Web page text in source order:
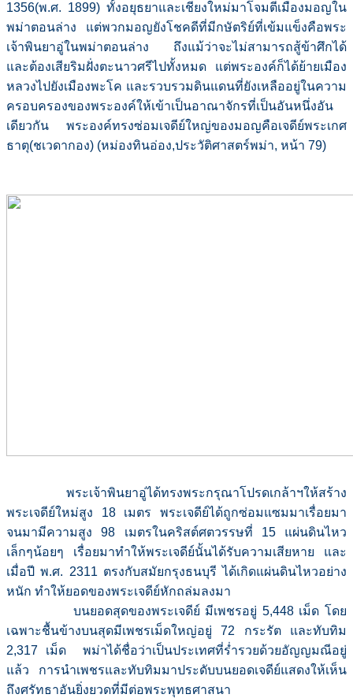
1356(พ.ศ. 1899) ทั้งอยุธยาและเชียงใหม่มาโจมตีเมืองมอญใน
พม่าตอนล่าง แต่พวกมอญยังโชคดีที่มีกษัตริย์ที่เข้มแข็งคือพระ
เจ้าพินยาอู่ในพม่าตอนล่าง ถึงแม้ว่าจะไม่สามารถสู้ข้าศึกได้
และต้องเสียริมฝั่งตะนาวศรีไปทั้งหมด แต่พระองค์ก็ได้ย้ายเมือง
หลวงไปยังเมืองพะโค และรวบรวมดินแดนที่ยังเหลืออยู่ในความ
ครอบครองของพระองค์ให้เข้าเป็นอาณาจักรที่เป็นอันหนึ่งอัน
เดียวกัน พระองค์ทรงซ่อมเจดีย์ใหญ่ของมอญคือเจดีย์พระเกศ
ธาตุ(ชเวดากอง) (หม่องทินอ่อง,ประวัติศาสตร์พม่า, หน้า 79)
พระเจ้าพินยาอู่ได้ทรงพระกรุณาโปรดเกล้าฯให้สร้าง
พระเจดีย์ใหม่สูง 18 เมตร พระเจดีย์ได้ถูกซ่อมแซมมาเรื่อยมา
จนมามีความสูง 98 เมตรในคริสต์ศตวรรษที่ 15 แผ่นดินไหว
เล็กๆน้อยๆ เรื่อยมาทำให้พระเจดีย์นั้นได้รับความเสียหาย และ
เมื่อปี พ.ศ. 2311 ตรงกับสมัยกรุงธนบุรี ได้เกิดแผ่นดินไหวอย่าง
หนัก ทำให้ยอดของพระเจดีย์หักถล่มลงมา
บนยอดสุดของพระเจดีย์ มีเพชรอยู่ 5,448 เม็ด โดย
เฉพาะชื้นข้างบนสุดมีเพชรเม็ดใหญ่อยู่ 72 กระรัต และทับทิม
2,317 เม็ด พม่าได้ชื่อว่าเป็นประเทศที่ร่ำรวยด้วยอัญญมณีอยู่
แล้ว การนำเพชรและทับทิมมาประดับบนยอดเจดีย์แสดงให้เห็น
ถึงศรัทธาอันยิ่งยวดที่มีต่อพระพุทธศาสนา